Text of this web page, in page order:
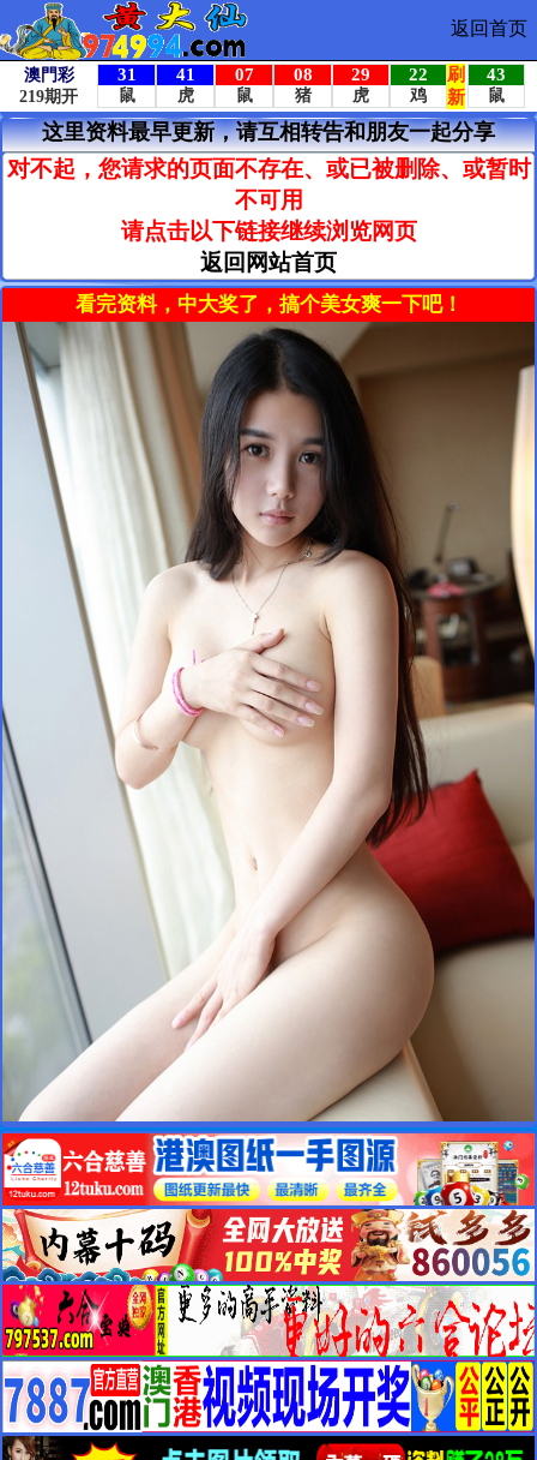
返回首页
这里资料最早更新，请互相转告和朋友一起分享
对不起，您请求的页面不存在、或已被删除、或暂时
不可用
请点击以下链接继续浏览网页
返回网站首页
看完资料，中大奖了，搞个美女爽一下吧！